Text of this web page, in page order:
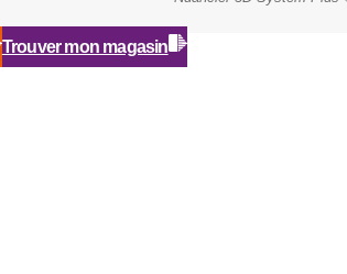
Trouver mon magasin